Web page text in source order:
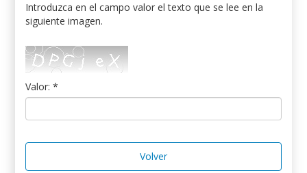
Introduzca en el campo valor el texto que se lee en la
siguiente imagen.
Valor: *
Volver